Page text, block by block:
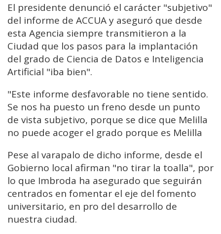
El presidente denunció el carácter "subjetivo"
del informe de ACCUA y aseguró que desde
esta Agencia siempre transmitieron a la
Ciudad que los pasos para la implantación
del grado de Ciencia de Datos e Inteligencia
Artificial "iba bien".
"Este informe desfavorable no tiene sentido.
Se nos ha puesto un freno desde un punto
de vista subjetivo, porque se dice que Melilla
no puede acoger el grado porque es Melilla
Pese al varapalo de dicho informe, desde el
Gobierno local afirman "no tirar la toalla", por
lo que Imbroda ha asegurado que seguirán
centrados en fomentar el eje del fomento
universitario, en pro del desarrollo de
nuestra ciudad.